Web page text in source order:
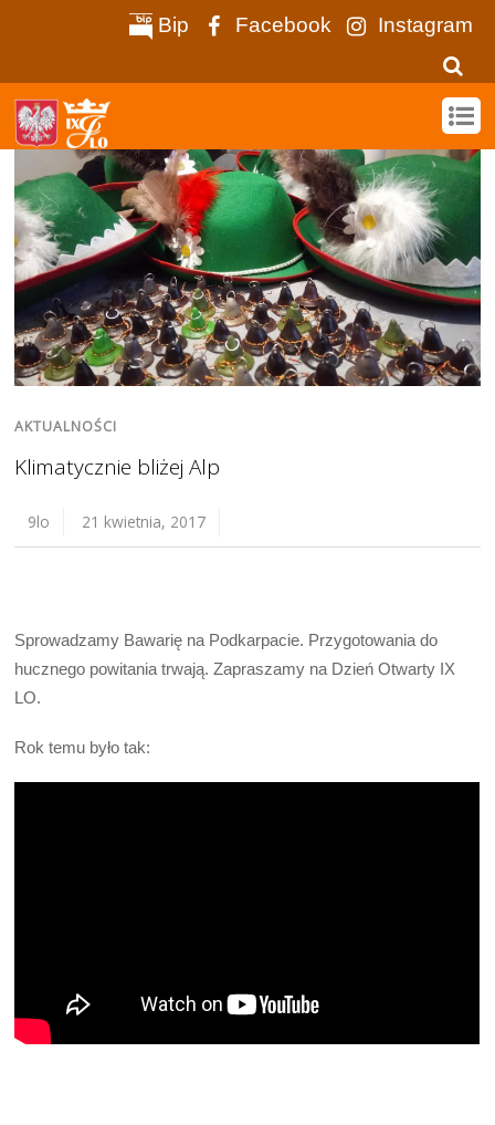
Bip Facebook Instagram
AKTUALNOŚCI
Klimatycznie bliżej Alp
9lo 21 kwietnia, 2017
Sprowadzamy Bawarię na Podkarpacie. Przygotowania do
hucznego powitania trwają. Zapraszamy na Dzień Otwarty IX
LO.
Rok temu było tak: